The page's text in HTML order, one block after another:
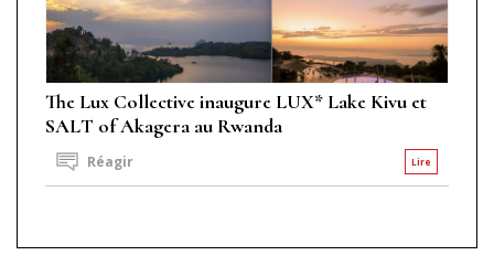
The Lux Collective inaugure LUX* Lake Kivu et
SALT of Akagera au Rwanda
Lire
Réagir